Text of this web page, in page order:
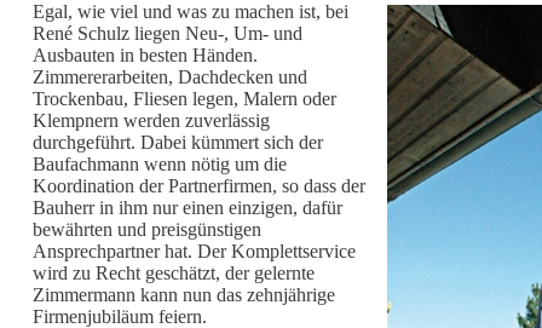
Egal, wie viel und was zu machen ist, bei
René Schulz liegen Neu-, Um- und
Ausbauten in besten Händen.
Zimmererarbeiten, Dachdecken und
Trockenbau, Fliesen legen, Malern oder
Klempnern werden zuverlässig
durchgeführt. Dabei kümmert sich der
Baufachmann wenn nötig um die
Koordination der Partnerfirmen, so dass der
Bauherr in ihm nur einen einzigen, dafür
bewährten und preisgünstigen
Ansprechpartner hat. Der Komplettservice
wird zu Recht geschätzt, der gelernte
Zimmermann kann nun das zehnjährige
Firmenjubiläum feiern.